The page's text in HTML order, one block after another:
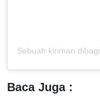
Baca Juga :